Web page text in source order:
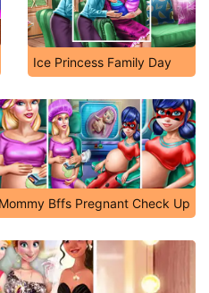
Ice Princess Family Day
Mommy Bffs Pregnant Check Up